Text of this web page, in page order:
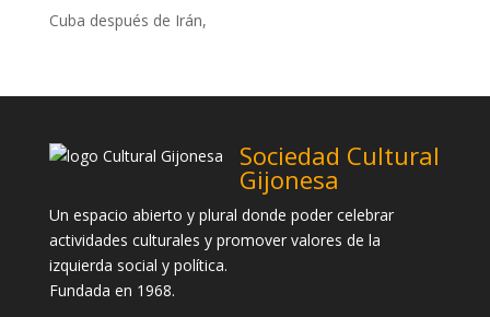
Cuba después de Irán,
Sociedad Cultural
Gijonesa
Un espacio abierto y plural donde poder celebrar
actividades culturales y promover valores de la
izquierda social y política.
Fundada en 1968.